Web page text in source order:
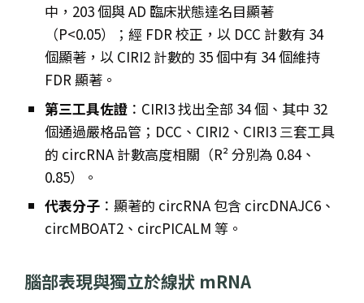
中，203 個與 AD 臨床狀態達名目顯著
（P<0.05）；經 FDR 校正，以 DCC 計數有 34
個顯著，以 CIRI2 計數的 35 個中有 34 個維持
FDR 顯著。
第三工具佐證 ：CIRI3 找出全部 34 個、其中 32
個通過嚴格品管；DCC、CIRI2、CIRI3 三套工具
的 circRNA 計數高度相關（R² 分別為 0.84、
0.85）。
代表分子 ：顯著的 circRNA 包含 circDNAJC6、
circMBOAT2、circPICALM 等。
腦部表現與獨立於線狀 mRNA